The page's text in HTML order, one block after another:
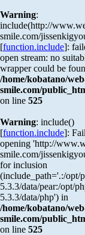
Warning:
include(http://
smile.com/
[function.include]:
open stream: no
wrapper could be
/home/kobatano/
smile.com/
on line 525
Warning: include()
[function.include]:
opening 'http://
smile.com/
for inclusion
(include_path='.:/opt/
5.3.3/data/pear:/opt/
5.3.3/data/php') in
/home/kobatano/
smile.com/
on line 525